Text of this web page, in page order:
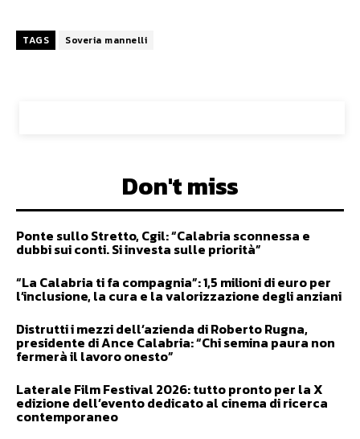
TAGS Soveria mannelli
Don't miss
Ponte sullo Stretto, Cgil: “Calabria sconnessa e
dubbi sui conti. Si investa sulle priorità”
“La Calabria ti fa compagnia”: 1,5 milioni di euro per
l’inclusione, la cura e la valorizzazione degli anziani
Distrutti i mezzi dell’azienda di Roberto Rugna,
presidente di Ance Calabria: “Chi semina paura non
fermerà il lavoro onesto”
Laterale Film Festival 2026: tutto pronto per la X
edizione dell’evento dedicato al cinema di ricerca
contemporaneo